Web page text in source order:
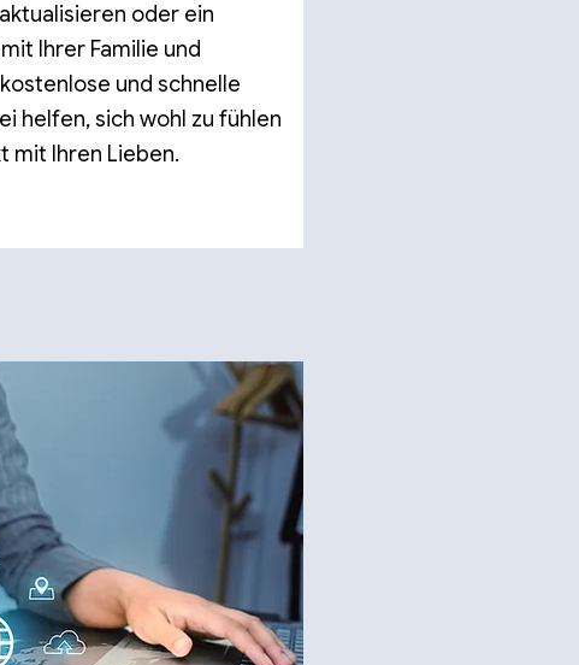
oder ein
Ihrer Familie und
und schnelle
helfen, sich wohl zu fühlen
mit Ihren Lieben.